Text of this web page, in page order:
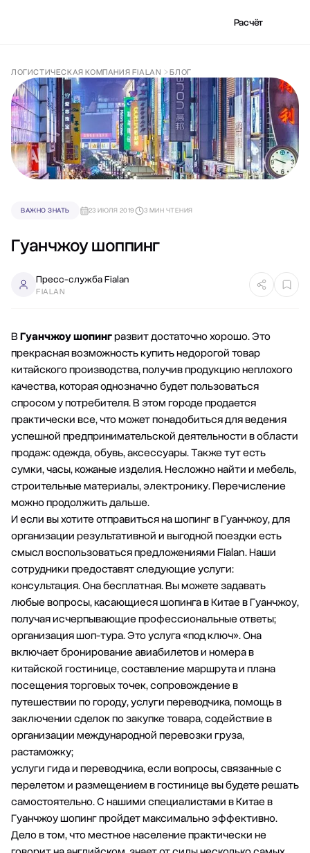
Расчёт
ЛОГИСТИЧЕСКАЯ КОМПАНИЯ FIALAN БЛОГ
ВАЖНО ЗНАТЬ 23 ИЮЛЯ 2019 3 МИН ЧТЕНИЯ
Гуанчжоу шоппинг
Пресс-служба Fialan
FIALAN
ВГуанчжоу шопингразвит достаточно хорошо. Это
прекрасная возможность купить недорогой товар
китайского производства, получив продукцию неплохого
качества, которая однозначно будет пользоваться
спросом у потребителя. В этом городе продается
практически все, что может понадобиться для ведения
успешной предпринимательской деятельности в области
продаж: одежда, обувь, аксессуары. Также тут есть
сумки, часы, кожаные изделия. Несложно найти и мебель,
строительные материалы, электронику. Перечисление
можно продолжить дальше.
И если вы хотите отправиться на шопинг в Гуанчжоу, для
организации результативной и выгодной поездки есть
смысл воспользоваться предложениями Fialan. Наши
сотрудники предоставят следующие услуги:
консультация. Она бесплатная. Вы можете задавать
любые вопросы, касающиеся шопинга в Китае в Гуанчжоу,
получая исчерпывающие профессиональные ответы;
организация шоп-тура. Это услуга «под ключ». Она
включает бронирование авиабилетов и номера в
китайской гостинице, составление маршрута и плана
посещения торговых точек, сопровождение в
путешествии по городу, услуги переводчика, помощь в
заключении сделок по закупке товара, содействие в
организации международной перевозки груза,
растаможку;
услуги гида и переводчика, если вопросы, связанные с
перелетом и размещением в гостинице вы будете решать
самостоятельно. С нашими специалистами в Китае в
Гуанчжоу шопинг пройдет максимально эффективно.
Дело в том, что местное население практически не